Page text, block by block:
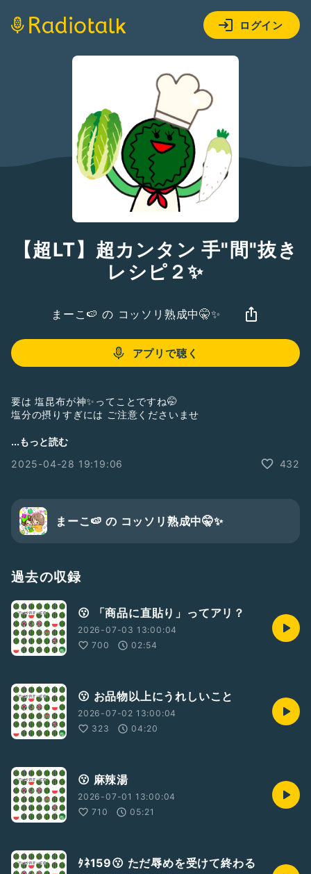
ログイン
【超LT】超カンタン 手"間"抜き
レシピ２✨
まーこ🍉 の コッソリ熟成中🤫✨
アプリで聴く
要は 塩昆布が神✨ってことですね🤭
塩分の摂りすぎには ご注意くださいませ
塩昆布 にプラス 前回同様「鶏がらスープ、ごま油、しょうが
れしい ⸜🙌🏻⸝‍
...もっと読む
2025-04-28 19:19:06
432
まーこ🍉 の コッソリ熟成中🤫✨
過去の収録
😗 「商品に直貼り」ってアリ？
2026-07-03 13:00:04
700
02:54
😗 お品物以上にうれしいこと
2026-07-02 13:00:04
323
04:20
😗 麻辣湯
2026-07-01 13:00:04
710
05:21
ﾀﾈ159😗 ただ辱めを受けて終わる